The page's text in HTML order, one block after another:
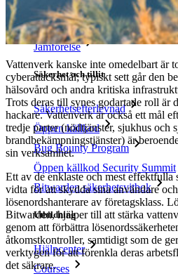
Webbsändningar
Framgångsberättelser
Jämförelse
Säkerhet och tillit
Säkerhetsefterlevnad
Öppen källkod
Bug Bounty Program
Öppen källkod Security Summit
Bitwarden säkerhetsvitbok
Utbildning
Hjälpcenter
Courses
Vattenverk kanske inte omedelbart är
cyberattacksmål; typiskt sett går den
hälsovård och andra kritiska
Trots deras till synes godartade roll är
hackare. Vattenverk är också ett mål
tredje parter (nödtjänster, sjukhus och
brandbekämpningstjänster) är
sin verksamhet.
Ett av de enklaste och mest effektfulla
vidta för att skydda sina användare
lösenordshanterare av företagsklass.
Bitwarden, hjälper till att stärka
genom att förbättra
åtkomstkontroller, samtidigt som de
verktygen för att förenkla deras
det säkrare.